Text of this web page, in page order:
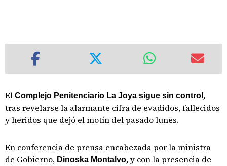
El Complejo Penitenciario La Joya sigue sin control ,
tras revelarse la alarmante cifra de evadidos, fallecidos
y heridos que dejó el motín del pasado lunes.
En conferencia de prensa encabezada por la ministra
de Gobierno, Dinoska Montalvo, y con la presencia de